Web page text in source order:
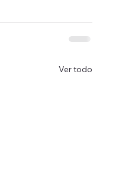
Ver todo